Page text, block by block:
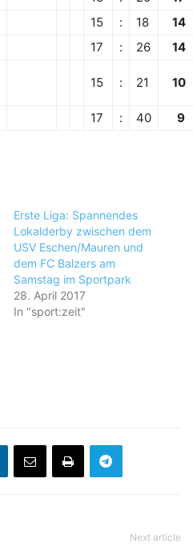
15 : 18
14
17 : 26 14
15 : 21 10
17 : 40 9
Erste Liga: Spannendes
Lokalderby zwischen dem
USV Eschen/Mauren und
dem FC Balzers am
Samstag im Sportpark
28. April 2017
In "sport:zeit"
Next article